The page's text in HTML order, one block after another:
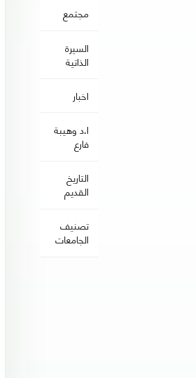
مجتمع
السيرة
الذاتية
اخبار
ا.د وهيبة
فارع
التاريخ
القديم
تصنيف
الجامعات